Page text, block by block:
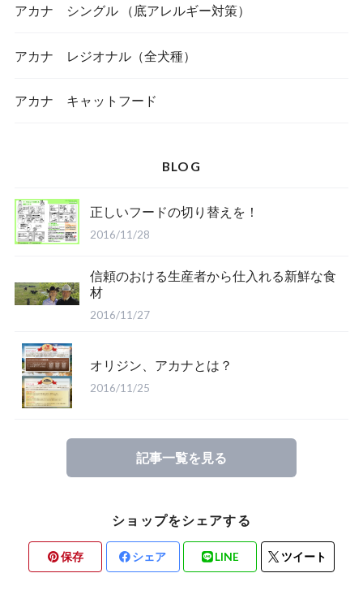
アカナ シングル （底アレルギー対策）
アカナ レジオナル（全犬種）
アカナ キャットフード
BLOG
正しいフードの切り替えを！
2016/11/28
信頼のおける生産者から仕入れる新鮮な食
材
2016/11/27
オリジン、アカナとは？
2016/11/25
記事一覧を見る
ショップをシェアする
保存 シェア LINE ツイート